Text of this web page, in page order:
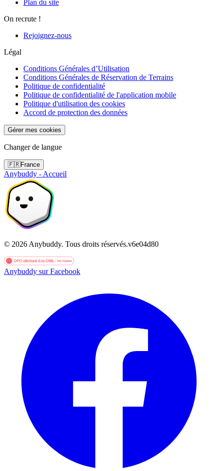
Plan du site
On recrute !
Rejoignez-nous
Légal
Conditions Générales d’Utilisation
Conditions Générales de Réservation de Terrains
Politique de confidentialité
Politique de confidentialité de l'application mobile
Politique d'utilisation des cookies
Accord de protection des données
Gérer mes cookies
Changer de langue
🇫🇷France
Anybuddy - Accueil
© 2026 Anybuddy. Tous droits réservés.v6e04d80
Anybuddy sur Facebook